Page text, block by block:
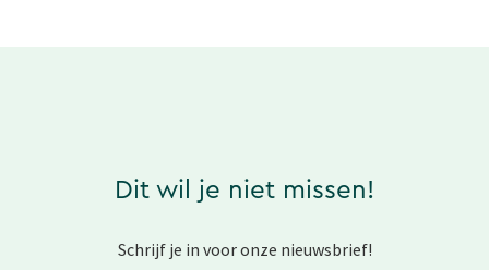
Dit wil je niet missen!
Schrijf je in voor onze nieuwsbrief!